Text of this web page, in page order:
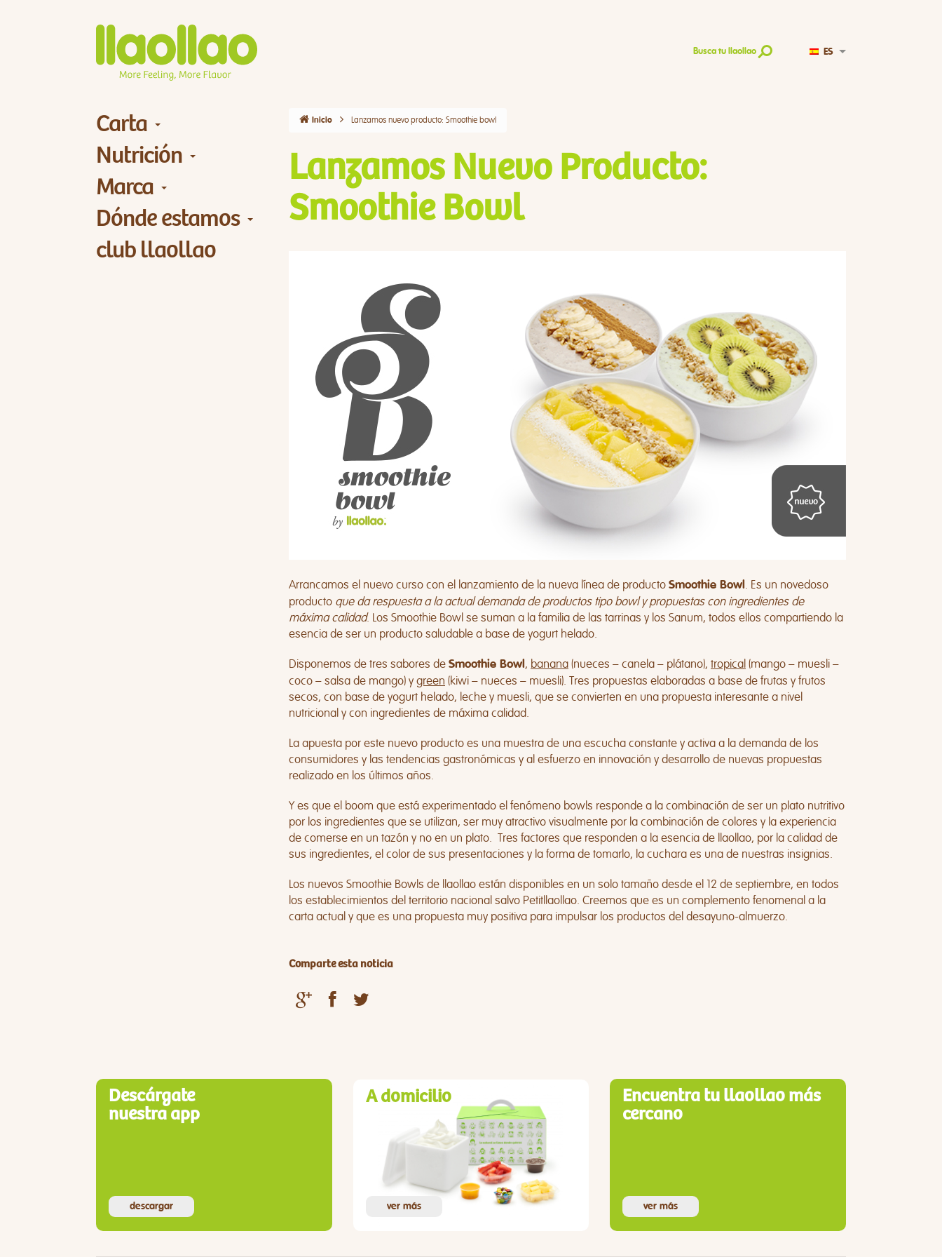
Busca tu llaollao ES
Carta
Nutrición
Marca
Dónde estamos
club llaollao
Inicio Lanzamos nuevo producto: Smoothie bowl
Lanzamos Nuevo Producto:
Smoothie Bowl
Arrancamos el nuevo curso con el lanzamiento de la nueva línea de producto Smoothie Bowl. Es un novedoso
producto que da respuesta a la actual demanda de productos tipo bowl y propuestas con ingredientes de
máxima calidad. Los Smoothie Bowl se suman a la familia de las tarrinas y los Sanum, todos ellos compartiendo la
esencia de ser un producto saludable a base de yogurt helado.
Disponemos de tres sabores de Smoothie Bowl, banana(nueces – canela – plátano), tropical(mango – muesli –
coco – salsa de mango) ygreen (kiwi – nueces – muesli). Tres propuestas elaboradas a base de frutas y frutos
secos, con base de yogurt helado, leche y muesli, que se convierten en una propuesta interesante a nivel
nutricional y con ingredientes de máxima calidad.
La apuesta por este nuevo producto es una muestra de una escucha constante y activa a la demanda de los
consumidores y las tendencias gastronómicas y al esfuerzo en innovación y desarrollo de nuevas propuestas
realizado en los últimos años.
Y es que el boom que está experimentado el fenómeno bowls responde a la combinación de ser un plato nutritivo
por los ingredientes que se utilizan, ser muy atractivo visualmente por la combinación de colores y la experiencia
de comerse en un tazón y no en un plato. Tres factores que responden a la esencia de llaollao, por la calidad de
sus ingredientes, el color de sus presentaciones y la forma de tomarlo, la cuchara es una de nuestras insignias.
Los nuevos Smoothie Bowls de llaollao están disponibles en un solo tamaño desde el 12 de septiembre, en todos
los establecimientos del territorio nacional salvo Petitllaollao. Creemos que es un complemento fenomenal a la
carta actual y que es una propuesta muy positiva para impulsar los productos del desayuno-almuerzo.
Comparte esta noticia
Descárgate
nuestra app
descargar
A domicilio
ver más
Encuentra tu llaollao más
cercano
ver más